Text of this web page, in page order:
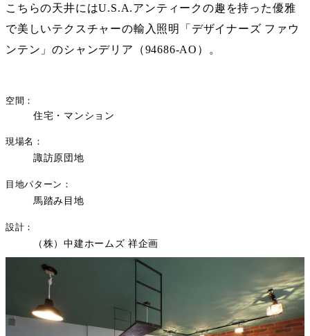
こちらの天井にはU.S.A.アンティークの趣を持った優雅
で美しいテクスチャーの輸入照明「 デザイナーズ ファウ
ンテン 」のシャンデリア（94686-AO）。
空間
住宅・マンション
現場名
諏訪原団地
目地パターン
馬踏み目地
設計
（株）中建ホームズ 祥企画